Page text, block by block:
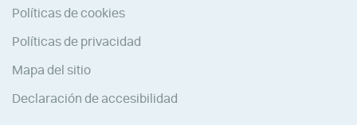
Políticas de cookies
Políticas de privacidad
Mapa del sitio
Declaración de accesibilidad